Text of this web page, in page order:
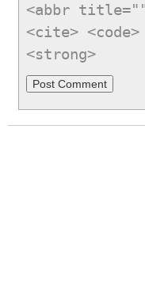
<abbr
<cite>
<strong>